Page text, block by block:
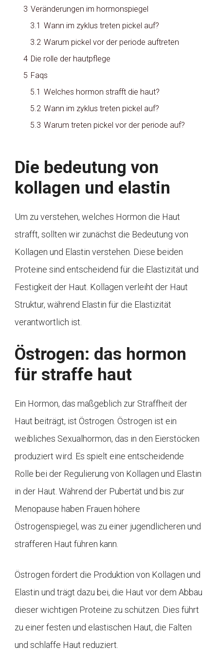
3 Veränderungen im hormonspiegel
3.1 Wann im zyklus treten pickel auf?
3.2 Warum pickel vor der periode auftreten
4 Die rolle der hautpflege
5 Faqs
5.1 Welches hormon strafft die haut?
5.2 Wann im zyklus treten pickel auf?
5.3 Warum treten pickel vor der periode auf?
Die bedeutung von
kollagen und elastin
Um zu verstehen, welches Hormon die Haut
strafft, sollten wir zunächst die Bedeutung von
Kollagen und Elastin verstehen. Diese beiden
Proteine sind entscheidend für die Elastizität und
Festigkeit der Haut. Kollagen verleiht der Haut
Struktur, während Elastin für die Elastizität
verantwortlich ist.
Östrogen: das hormon
für straffe haut
Ein Hormon, das maßgeblich zur Straffheit der
Haut beiträgt, ist Östrogen. Östrogen ist ein
weibliches Sexualhormon, das in den Eierstöcken
produziert wird. Es spielt eine entscheidende
Rolle bei der Regulierung von Kollagen und Elastin
in der Haut. Während der Pubertät und bis zur
Menopause haben Frauen höhere
Östrogenspiegel, was zu einer jugendlicheren und
strafferen Haut führen kann.
Östrogen fördert die Produktion von Kollagen und
Elastin und trägt dazu bei, die Haut vor dem Abbau
dieser wichtigen Proteine zu schützen. Dies führt
zu einer festen und elastischen Haut, die Falten
und schlaffe Haut reduziert.